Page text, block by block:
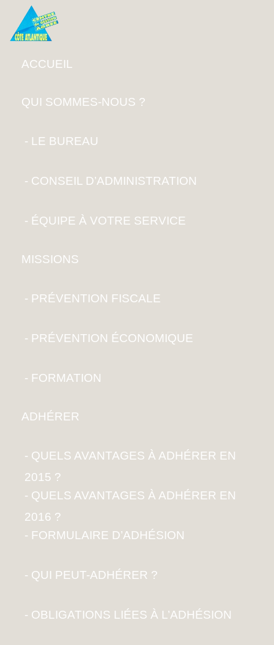
ACCUEIL
QUI SOMMES-NOUS ?
LE BUREAU
CONSEIL D’ADMINISTRATION
ÉQUIPE À VOTRE SERVICE
MISSIONS
PRÉVENTION FISCALE
PRÉVENTION ÉCONOMIQUE
FORMATION
ADHÉRER
QUELS AVANTAGES À ADHÉRER EN
2015 ?
QUELS AVANTAGES À ADHÉRER EN
2016 ?
FORMULAIRE D’ADHÉSION
QUI PEUT-ADHÉRER ?
OBLIGATIONS LIÉES À L’ADHÉSION